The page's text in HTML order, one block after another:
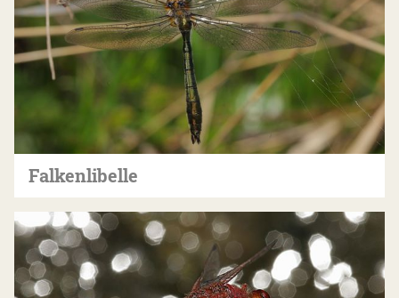
Falkenlibelle